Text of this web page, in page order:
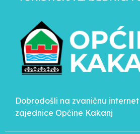
Dobrodošli na zvaničnu
zajednice Općine Kakanj